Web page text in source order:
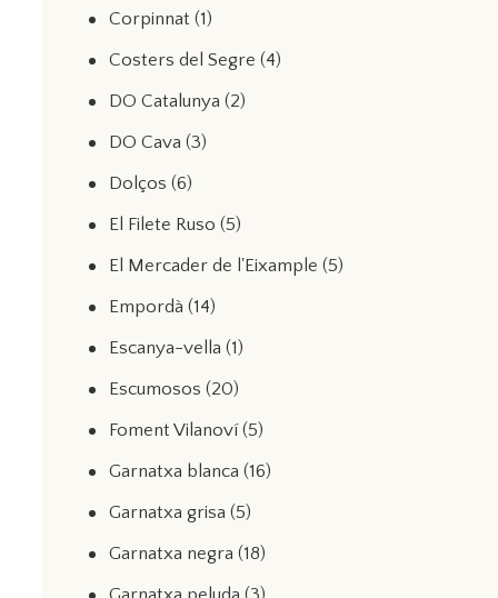
Corpinnat (1)
Costers del Segre (4)
DO Catalunya (2)
DO Cava (3)
Dolços (6)
El Filete Ruso (5)
El Mercader de l'Eixample (5)
Empordà (14)
Escanya-vella (1)
Escumosos (20)
Foment Vilanoví (5)
Garnatxa blanca (16)
Garnatxa grisa (5)
Garnatxa negra (18)